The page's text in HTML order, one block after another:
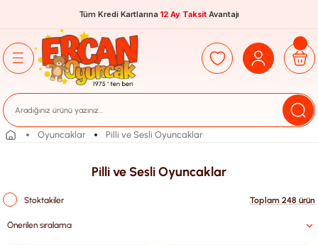
Tüm Kredi Kartlarına 12 Ay Taksit Avantajı
Oyuncaklar Pilli ve Sesli Oyuncaklar
Pilli ve Sesli Oyuncaklar
Stoktakiler Toplam 248 ürün